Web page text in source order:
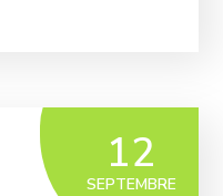
12
SEPTEMBRE